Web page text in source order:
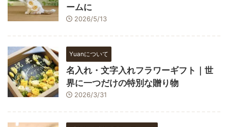
ームに
2026/5/13
Yuanについて
名入れ・文字入れフラワーギフト｜世
界に一つだけの特別な贈り物
2026/3/31